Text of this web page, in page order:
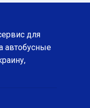
для
автобусные